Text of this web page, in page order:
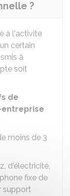
?
à l'activité
certain
à
soit
de
moins de 3
d'électricité,
fixe de
support